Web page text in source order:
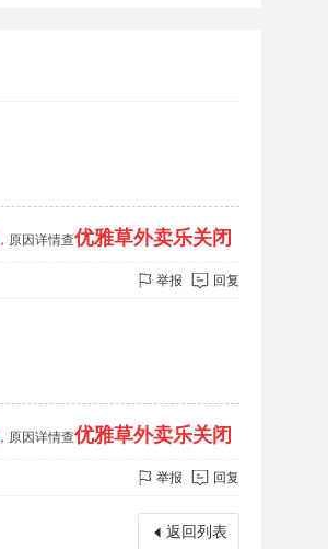
，原因详情查优雅草外卖乐关闭
举报 回复
，原因详情查优雅草外卖乐关闭
举报 回复
返回列表